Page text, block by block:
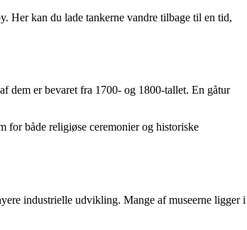
Her kan du lade tankerne vandre tilbage til en tid,
dem er bevaret fra 1700- og 1800-tallet. En gåtur
for både religiøse ceremonier og historiske
industrielle udvikling. Mange af museerne ligger i